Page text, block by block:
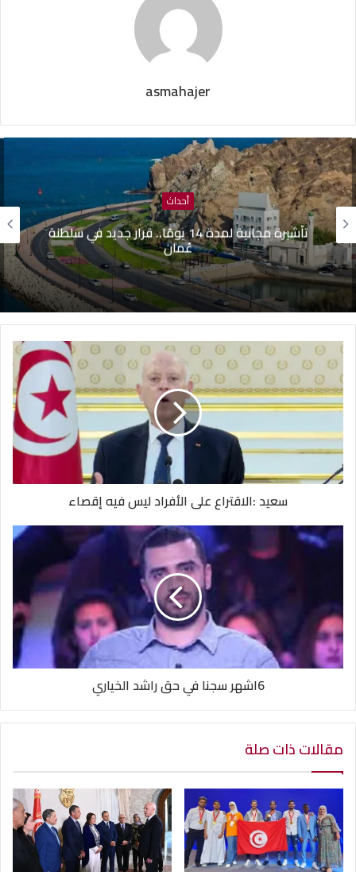
asmahajer
أحداث
تأشيرة مجانية لمدة 14 يومًا.. قرار جديد في سلطنة
عُمان
سعيد :الاقتراع على الأفراد ليس فيه إقصاء
6اشهر سجنا في حق راشد الخياري
مقالات ذات صلة